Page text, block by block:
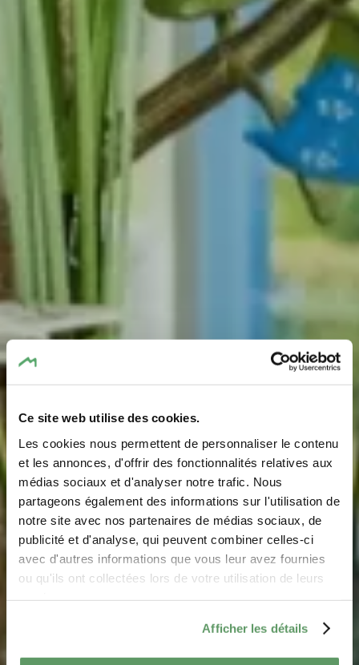
Ce site web utilise des cookies.
Les cookies nous permettent de personnaliser le contenu
et les annonces, d'offrir des fonctionnalités relatives aux
médias sociaux et d'analyser notre trafic. Nous
partageons également des informations sur l'utilisation de
notre site avec nos partenaires de médias sociaux, de
publicité et d'analyse, qui peuvent combiner celles-ci
avec d'autres informations que vous leur avez fournies
ou qu'ils ont collectées lors de votre utilisation de leurs
Afficher les détails
Tourist Info
Aerenzdallgemeng
Where? 1, Op Kengert, L-7633 Larochette